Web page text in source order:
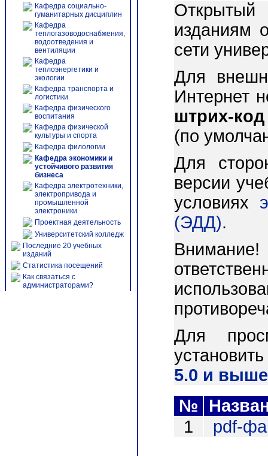
Кафедра социально-
гуманитарных дисциплин
Кафедра
теплогазоводоснабжения,
водоотведения и
вентиляции
Кафедра
теплоэнергетики и
экологии
Кафедра транспорта и
логистики
Кафедра физического
воспитания
Кафедра физической
культуры и спорта
Кафедра филологии
Кафедра экономики и
устойчивого развития
бизнеса
Кафедра электротехники,
электропривода и
промышленной
электроники
Проектная деятельность
Университетский колледж
Последние 20 учебных
изданий
Статистика посещений
Как связаться с
администраторами?
Открытый
изданиям
сети
Для
Интернет
штрих-код
(по
Для
версии
условиях
(ЭДД).
Для
5.0 и
№
1
pdf-